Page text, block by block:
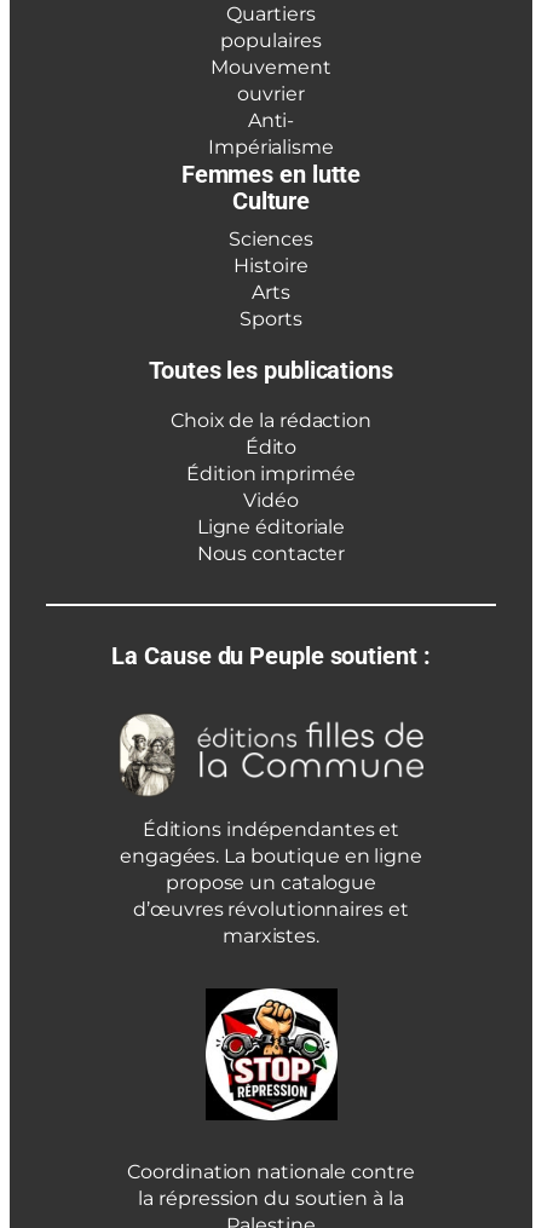
Quartiers
populaires
Mouvement
ouvrier
Anti-
Impérialisme
Femmes en lutte
Culture
Sciences
Histoire
Arts
Sports
Toutes les publications
Choix de la rédaction
Édito
Édition imprimée
Vidéo
Ligne éditoriale
Nous contacter
La Cause du Peuple soutient :
Éditions indépendantes et
engagées. La boutique en ligne
propose un catalogue
d’œuvres révolutionnaires et
marxistes.
Coordination nationale contre
la répression du soutien à la